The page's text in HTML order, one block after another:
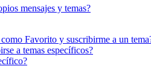
mensajes y temas?
Favorito y suscribirme a un
a temas específicos?